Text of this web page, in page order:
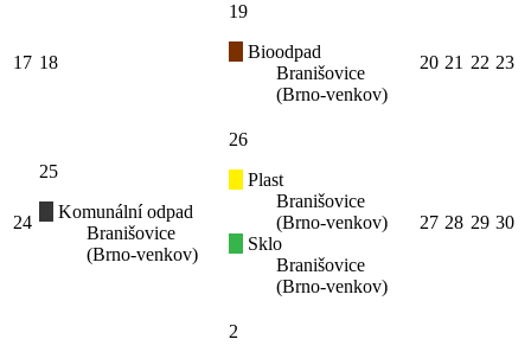
17 18
19
Bioodpad
Branišovice
(Brno-venkov)
20 21 22 23
24
25
Komunální odpad
Branišovice
(Brno-venkov)
26
Plast
Branišovice
(Brno-venkov)
Sklo
Branišovice
(Brno-venkov)
27 28 29 30
2